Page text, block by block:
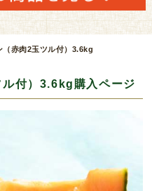
（赤肉2玉ツル付）3.6kg
付）3.6kg購入ページ